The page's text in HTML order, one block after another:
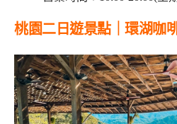
桃園二日遊景點｜環湖咖